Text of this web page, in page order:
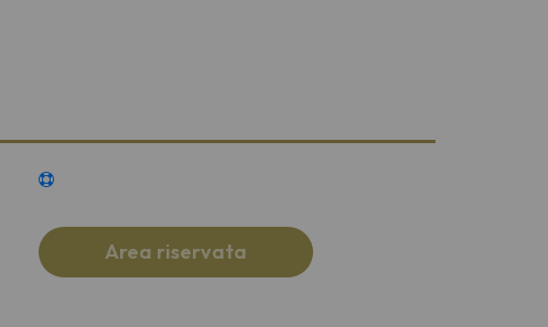
Area riservata